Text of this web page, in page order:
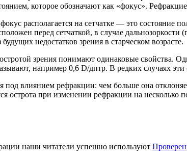
которое обозначают как «фокус».
располагается на сетчатке — это состояние
перед сетчаткой, в случае
недостатков зрения в старческом возрасте.
зрения понимают одинаковые свойства.
например 0,6 D/дптр. В редких случаях
под влиянием рефракции: чем больше она
острота при изменении рефракции на несколько
наши читатели успешно используют